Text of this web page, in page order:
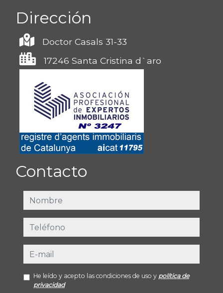
Dirección
Doctor Casals 31-33
17246 Santa Cristina d`aro
Contacto
nombre
teléfono
e-mail
He leído y acepto las condiciones de uso y política de
privacidad